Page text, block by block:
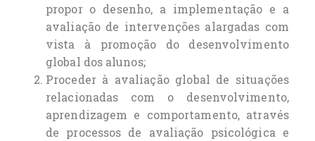
propor o desenho, a implementação e a
avaliação de intervenções alargadas com
vista à promoção do desenvolvimento
global dos alunos;
Proceder à avaliação global de situações
relacionadas com o desenvolvimento,
aprendizagem e comportamento, através
de processos de avaliação psicológica e